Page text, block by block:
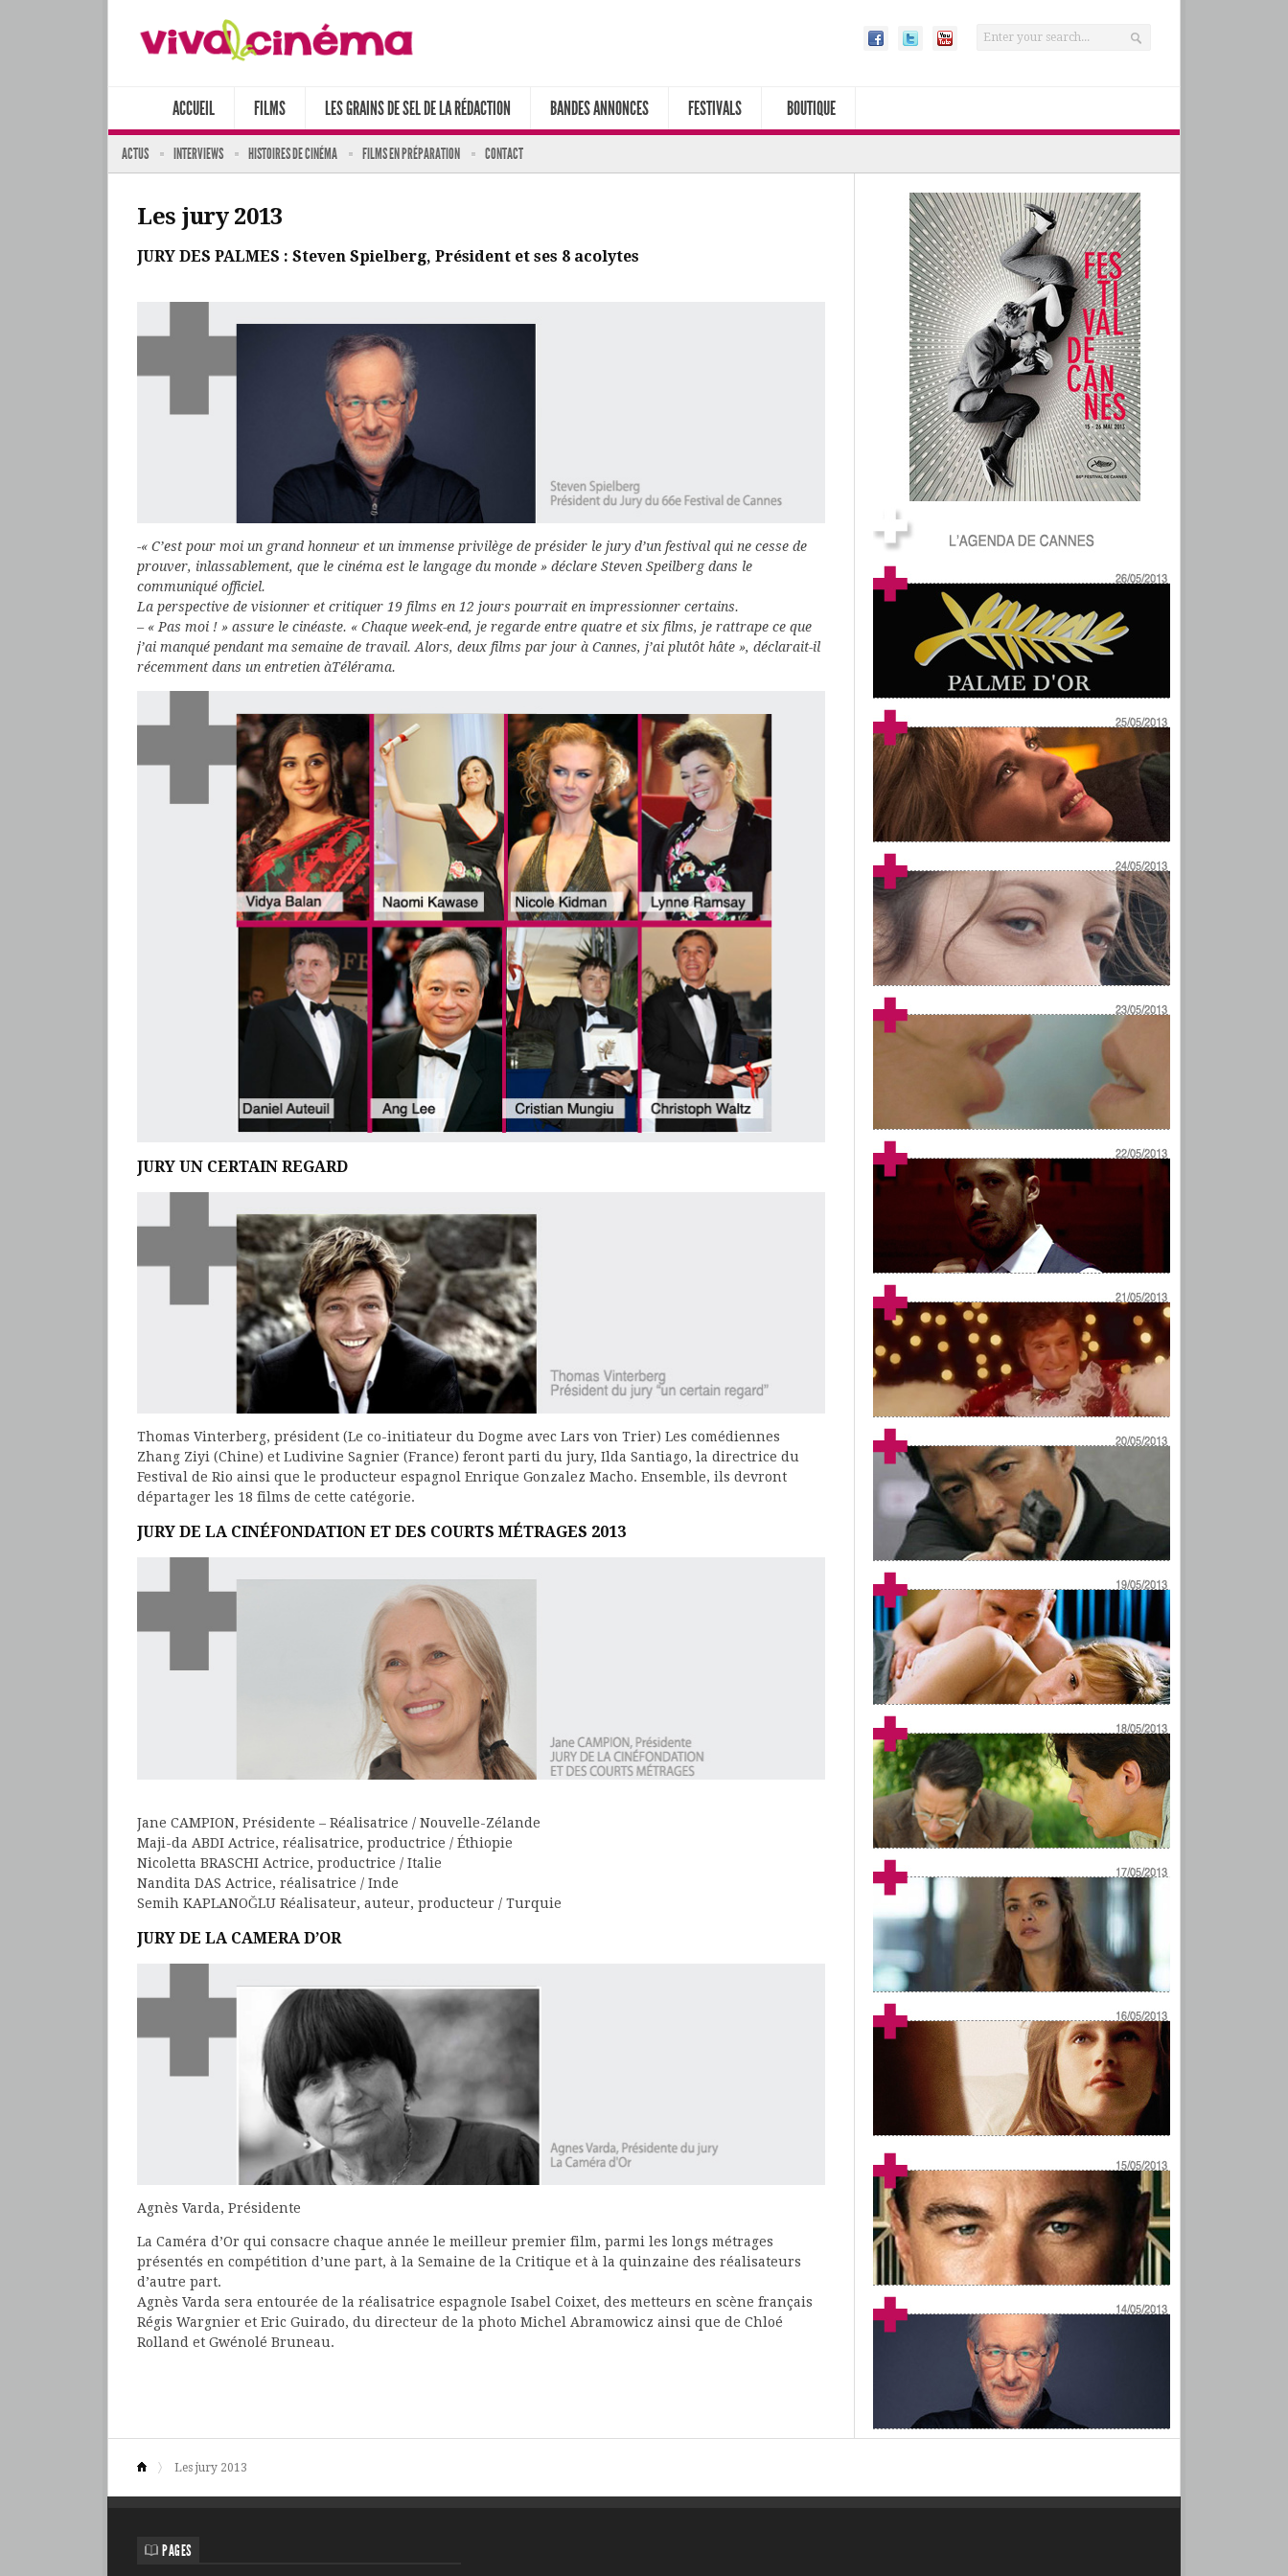
ACCUEIL FILMS LES GRAINS DE SEL DE LA RÉDACTION BANDES ANNONCES FESTIVALS BOUTIQUE
ACTUS INTERVIEWS HISTOIRES DE CINÉMA FILMS EN PRÉPARATION CONTACT
Les jury 2013
JURY DES PALMES : Steven Spielberg, Président et ses 8 acolytes
-« C’est pour moi un grand honneur et un immense privilège de présider le jury d’un festival qui ne cesse de
prouver, inlassablement, que le cinéma est le langage du monde » déclare Steven Speilberg dans le
communiqué officiel.
La perspective de visionner et critiquer 19 films en 12 jours pourrait en impressionner certains.
– « Pas moi ! » assure le cinéaste. « Chaque week-end, je regarde entre quatre et six films, je rattrape ce que
j’ai manqué pendant ma semaine de travail. Alors, deux films par jour à Cannes, j’ai plutôt hâte », déclarait-il
récemment dans un entretien àTélérama.
JURY UN CERTAIN REGARD
Thomas Vinterberg, président (Le co-initiateur du Dogme avec Lars von Trier) Les comédiennes
Zhang Ziyi (Chine) et Ludivine Sagnier (France) feront parti du jury, Ilda Santiago, la directrice du
Festival de Rio ainsi que le producteur espagnol Enrique Gonzalez Macho. Ensemble, ils devront
départager les 18 films de cette catégorie.
JURY DE LA CINÉFONDATION ET DES COURTS MÉTRAGES 2013
Jane CAMPION, Présidente – Réalisatrice / Nouvelle-Zélande
Maji-da ABDI Actrice, réalisatrice, productrice / Éthiopie
Nicoletta BRASCHI Actrice, productrice / Italie
Nandita DAS Actrice, réalisatrice / Inde
Semih KAPLANOĞLU Réalisateur, auteur, producteur / Turquie
JURY DE LA CAMERA D’OR
Agnès Varda, Présidente
La Caméra d’Or qui consacre chaque année le meilleur premier film, parmi les longs métrages
présentés en compétition d’une part, à la Semaine de la Critique et à la quinzaine des réalisateurs
d’autre part.
Agnès Varda sera entourée de la réalisatrice espagnole Isabel Coixet, des metteurs en scène français
Régis Wargnier et Eric Guirado, du directeur de la photo Michel Abramowicz ainsi que de Chloé
Rolland et Gwénolé Bruneau.
Les jury 2013
PAGES